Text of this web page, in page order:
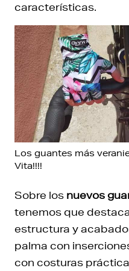
características.
Los guantes más
Vita!!!!
Sobre los nuevos
tenemos que
estructura y
palma con
con costuras